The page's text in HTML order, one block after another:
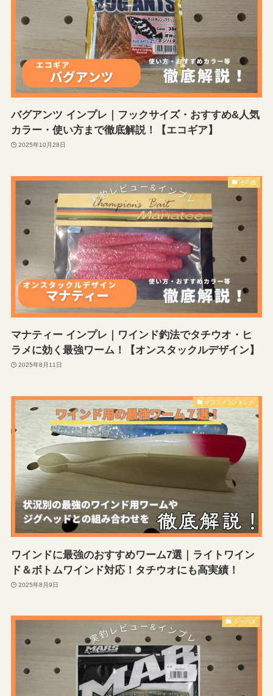
バグアンツ インプレ｜フックサイズ・おすすめ&人気
カラー・使い方まで徹底解説！【エコギア】
2025年10月28日
その他
マナティー インプレ｜ワインド釣法でタチウオ・ヒ
ラメに効く最強ワーム！【オンスタックルデザイン】
2025年8月11日
オススメランキング
ワインドに最強のおすすめワーム7選｜ライトワイン
ド＆ボトムワインド対応！タチウオにも高実績！
2025年8月9日
シーバス